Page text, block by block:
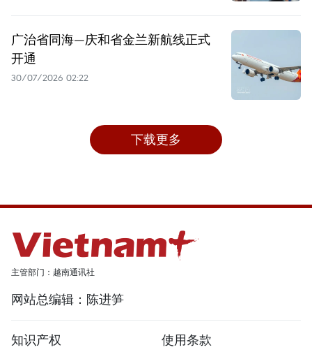
广治省同海—庆和省金兰新航线正式
开通
30/07/2026 02:22
下载更多
主管部门：越南通讯社
网站总编辑：陈进笋
知识产权 使用条款